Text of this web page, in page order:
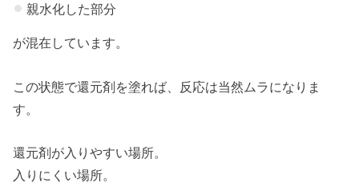
親水化した部分
が混在しています。
この状態で還元剤を塗れば、反応は当然ムラになりま
す。
還元剤が入りやすい場所。
入りにくい場所。